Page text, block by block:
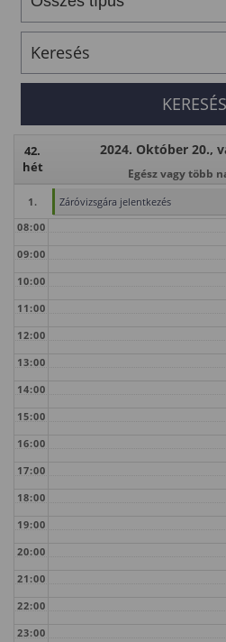
42.
hét
2024. Október 20.,
Egész vagy több
1.
Záróvizsgára jelentkezés
08:00
09:00
10:00
11:00
12:00
13:00
14:00
15:00
16:00
17:00
18:00
19:00
20:00
21:00
22:00
23:00